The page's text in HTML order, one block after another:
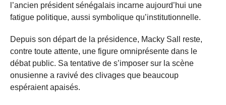
l’ancien président sénégalais incarne aujourd’hui une
fatigue politique, aussi symbolique qu’institutionnelle.
Depuis son départ de la présidence, Macky Sall reste,
contre toute attente, une figure omniprésente dans le
débat public. Sa tentative de s’imposer sur la scène
onusienne a ravivé des clivages que beaucoup
espéraient apaisés.